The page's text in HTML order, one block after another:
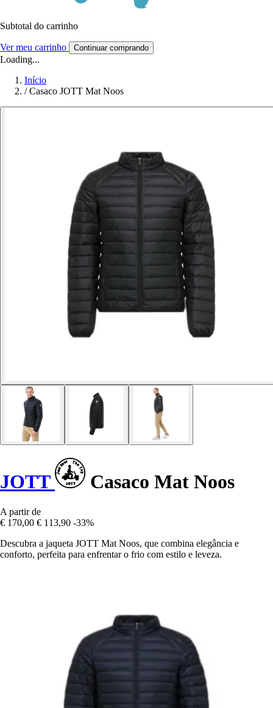
Subtotal do carrinho
Ver meu carrinho Continuar comprando
Loading...
Início
/ Casaco JOTT Mat Noos
JOTT Casaco Mat Noos
A partir de
€ 170,00 € 113,90 -33%
Descubra a jaqueta JOTT Mat Noos, que combina elegância e
conforto, perfeita para enfrentar o frio com estilo e leveza.